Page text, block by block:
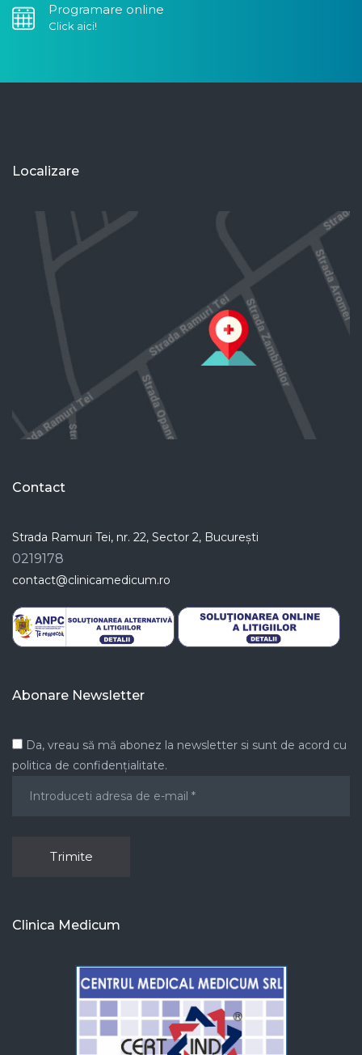
Programare online
Click aici!
Localizare
Contact
Strada Ramuri Tei, nr. 22, Sector 2, București
0219178
contact@clinicamedicum.ro
Abonare Newsletter
Da, vreau să mă abonez la newsletter si sunt de acord cu
politica de confidențialitate.
Clinica Medicum